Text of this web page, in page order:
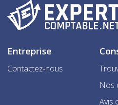
Entreprise
Contactez-nous
Nos
Avis